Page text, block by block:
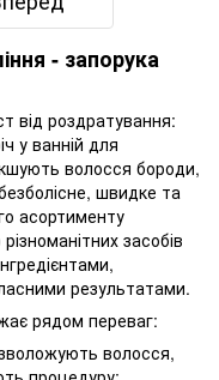
- запорука
від роздратування:
у ванній для
волосся бороди,
швидке та
асортименту
засобів
результатами.
рядом переваг:
волосся,